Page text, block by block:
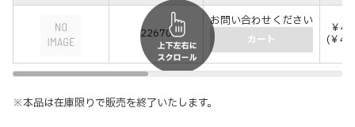
22670
お問い合わせください
カート
￥
(￥
※本品は在庫限りで販売を終了いたします。